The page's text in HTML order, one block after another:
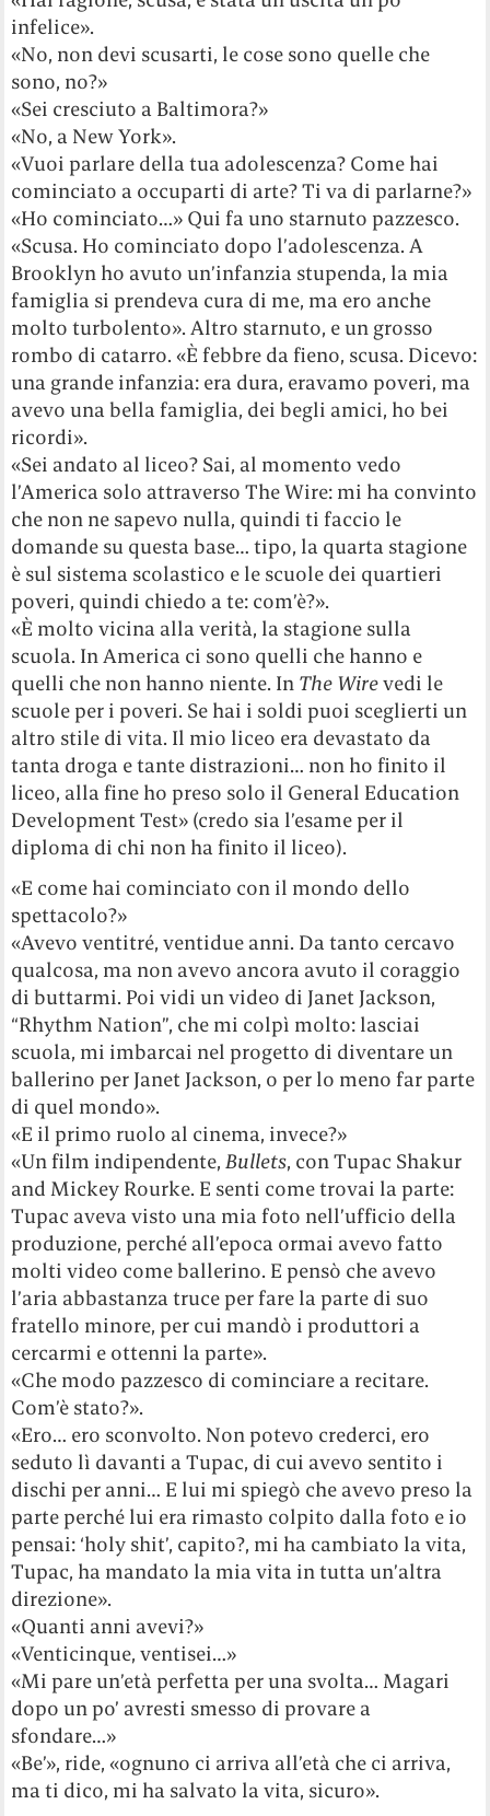
infelice».
«No, non devi scusarti, le cose sono quelle che
sono, no?»
«Sei cresciuto a Baltimora?»
«No, a New York».
«Vuoi parlare della tua adolescenza? Come hai
cominciato a occuparti di arte? Ti va di parlarne?»
«Ho cominciato…» Qui fa uno starnuto pazzesco.
«Scusa. Ho cominciato dopo l’adolescenza. A
Brooklyn ho avuto un’infanzia stupenda, la mia
famiglia si prendeva cura di me, ma ero anche
molto turbolento». Altro starnuto, e un grosso
rombo di catarro. «È febbre da fieno, scusa. Dicevo:
una grande infanzia: era dura, eravamo poveri, ma
avevo una bella famiglia, dei begli amici, ho bei
ricordi».
«Sei andato al liceo? Sai, al momento vedo
l’America solo attraverso The Wire: mi ha convinto
che non ne sapevo nulla, quindi ti faccio le
domande su questa base… tipo, la quarta stagione
è sul sistema scolastico e le scuole dei quartieri
poveri, quindi chiedo a te: com’è?».
«È molto vicina alla verità, la stagione sulla
scuola. In America ci sono quelli che hanno e
quelli che non hanno niente. In The Wirevedi le
scuole per i poveri. Se hai i soldi puoi sceglierti un
altro stile di vita. Il mio liceo era devastato da
tanta droga e tante distrazioni… non ho finito il
liceo, alla fine ho preso solo il General Education
Development Test» (credo sia l’esame per il
diploma di chi non ha finito il liceo).
«E come hai cominciato con il mondo dello
spettacolo?»
«Avevo ventitré, ventidue anni. Da tanto cercavo
qualcosa, ma non avevo ancora avuto il coraggio
di buttarmi. Poi vidi un video di Janet Jackson,
“Rhythm Nation”, che mi colpì molto: lasciai
scuola, mi imbarcai nel progetto di diventare un
ballerino per Janet Jackson, o per lo meno far parte
di quel mondo».
«E il primo ruolo al cinema, invece?»
«Un film indipendente,Bullets, con Tupac Shakur
and Mickey Rourke. E senti come trovai la parte:
Tupac aveva visto una mia foto nell’ufficio della
produzione, perché all’epoca ormai avevo fatto
molti video come ballerino. E pensò che avevo
l’aria abbastanza truce per fare la parte di suo
fratello minore, per cui mandò i produttori a
cercarmi e ottenni la parte».
«Che modo pazzesco di cominciare a recitare.
Com’è stato?».
«Ero… ero sconvolto. Non potevo crederci, ero
seduto lì davanti a Tupac, di cui avevo sentito i
dischi per anni… E lui mi spiegò che avevo preso la
parte perché lui era rimasto colpito dalla foto e io
pensai: ‘holy shit’, capito?, mi ha cambiato la vita,
Tupac, ha mandato la mia vita in tutta un’altra
direzione».
«Quanti anni avevi?»
«Venticinque, ventisei…»
«Mi pare un’età perfetta per una svolta… Magari
dopo un po’ avresti smesso di provare a
sfondare…»
«Be’», ride, «ognuno ci arriva all’età che ci arriva,
ma ti dico, mi ha salvato la vita, sicuro».